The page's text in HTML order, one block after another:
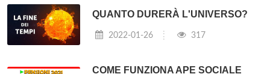
QUANTO DURERÀ L'UNIVERSO?
2022-01-26 317
COME FUNZIONA APE SOCIALE